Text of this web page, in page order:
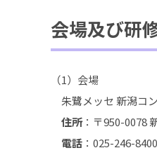
会場及び研
（1）会場
朱鷺メッセ 新潟コ
住所：〒950-0078
電話 ：025-246-8400